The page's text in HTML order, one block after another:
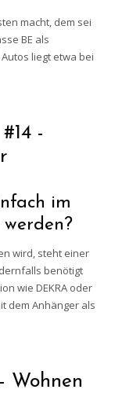
macht, dem sei
BE als
liegt etwa bei
-
im
wird, steht einer
benötigt
wie DEKRA oder
dem Anhänger als
Wohnen